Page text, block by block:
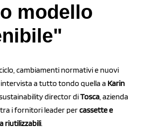
modello
cambiamenti normativi e nuovi
intervista a tutto tondo quella a Karin
director diTosca, azienda
i fornitori leader percassette e
riutilizzabili.